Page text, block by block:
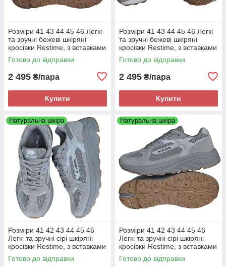
Розміри 41 43 44 45 46 Легкі
та зручні бежеві шкіряні
кросівки Restime, з вставками
з сітки, літо осінь, на підошві з
піни
Готово до відправки
2 495 ₴/пара
Купити
Розміри 41 43 44 45 46 Легкі
та зручні бежеві шкіряні
кросівки Restime, з вставками
з сітки, літо осінь, на підошві з
піни
Готово до відправки
2 495 ₴/пара
Купити
Натуральна шкіра
Розміри 41 42 43 44 45 46
Легкі та зручні сірі шкіряні
кросівки Restime, з вставками
з сітки, літо осінь, на підошві з
піни
Готово до відправки
Натуральна шкіра
Розміри 41 42 43 44 45 46
Легкі та зручні сірі шкіряні
кросівки Restime, з вставками
з сітки, літо осінь, на підошві з
піни
Готово до відправки